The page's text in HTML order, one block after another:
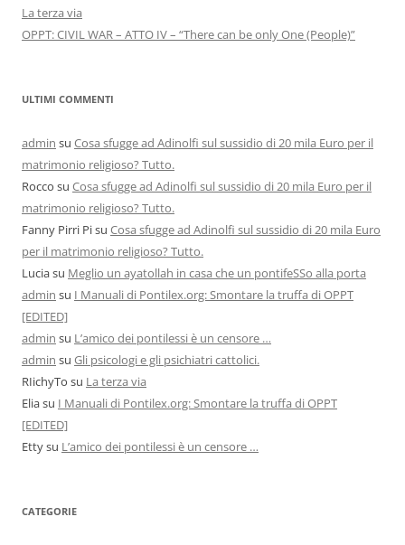
La terza via
OPPT: CIVIL WAR – ATTO IV – “There can be only One (People)”
ULTIMI COMMENTI
admin su Cosa sfugge ad Adinolfi sul sussidio di 20 mila Euro per il
matrimonio religioso? Tutto.
Rocco su Cosa sfugge ad Adinolfi sul sussidio di 20 mila Euro per il
matrimonio religioso? Tutto.
Fanny Pirri Pisu Cosa sfugge ad Adinolfi sul sussidio di 20 mila Euro
per il matrimonio religioso? Tutto.
Luciasu Meglio un ayatollah in casa che un pontifeSSo alla porta
admin su I Manuali di Pontilex.org: Smontare la truffa di OPPT
[EDITED]
admin su L’amico dei pontilessi è un censore …
admin su Gli psicologi e gli psichiatri cattolici.
RIichyTo su La terza via
Eliasu I Manuali di Pontilex.org: Smontare la truffa di OPPT
[EDITED]
Ettysu L’amico dei pontilessi è un censore …
CATEGORIE